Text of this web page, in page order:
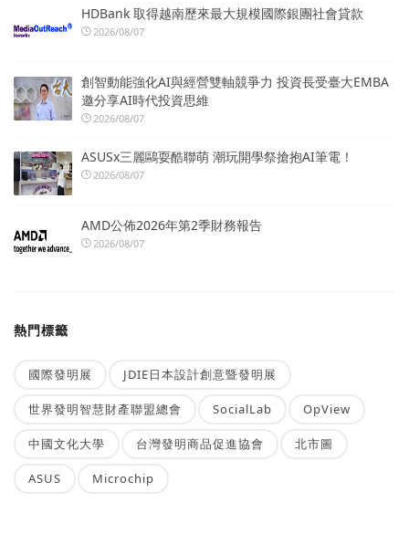
HDBank 取得越南歷來最大規模國際銀團社會貸款
2026/08/07
創智動能強化AI與經營雙軸競爭力 投資長受臺大EMBA
邀分享AI時代投資思維
2026/08/07
ASUSx三麗鷗耍酷聯萌 潮玩開學祭搶抱AI筆電！
2026/08/07
AMD公佈2026年第2季財務報告
2026/08/07
熱門標籤
國際發明展 JDIE日本設計創意暨發明展
世界發明智慧財產聯盟總會 SocialLab OpView
中國文化大學 台灣發明商品促進協會 北市圖
ASUS Microchip